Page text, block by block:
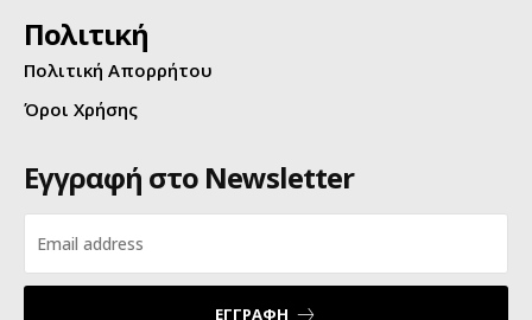
Πολιτική
Πολιτική Απορρήτου
Όροι Χρήσης
Εγγραφή στο Newsletter
ΕΓΓΡΑΦΗ